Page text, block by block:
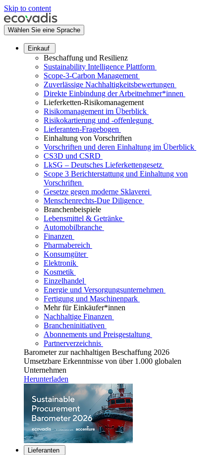
Skip to content
Wählen Sie eine Sprache
Einkauf
Beschaffung und Resilienz
Sustainability Intelligence Plattform
Scope-3-Carbon Management
Zuverlässige Nachhaltigkeitsbewertungen
Direkte Einbindung der Arbeitnehmer*innen
Lieferketten-Risikomanagement
Risikomanagement im Überblick
Risikokartierung und -offenlegung
Lieferanten-Fragebogen
Einhaltung von Vorschriften
Vorschriften und deren Einhaltung im Überblick
CS3D und CSRD
LkSG – Deutsches Lieferkettengesetz
Scope 3 Berichterstattung und Einhaltung von
Vorschriften
Gesetze gegen moderne Sklaverei
Menschenrechts-Due Diligence
Branchenbeispiele
Lebensmittel & Getränke
Automobilbranche
Finanzen
Pharmabereich
Konsumgüter
Elektronik
Kosmetik
Einzelhandel
Energie und Versorgungsunternehmen
Fertigung und Maschinenpark
Mehr für Einkäufer*innen
Nachhaltige Finanzen
Brancheninitiativen
Abonnements und Preisgestaltung
Partnerverzeichnis
Barometer zur nachhaltigen Beschaffung 2026
Umsetzbare Erkenntnisse von über 1.000 globalen
Unternehmen
Herunterladen
Lieferanten